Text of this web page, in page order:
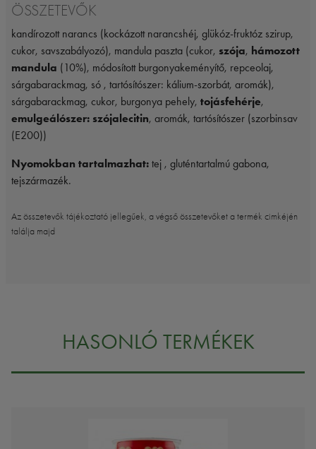
ÖSSZETEVŐK
kandírozott narancs (kockázott narancshéj, glükóz-fruktóz szirup,
cukor, savszabályozó), mandula paszta (cukor, szója, hámozott
mandula (10%), módosított burgonyakeményítő, repceolaj,
sárgabarackmag, só , tartósítószer: kálium-szorbát, aromák),
sárgabarackmag, cukor, burgonya pehely, tojásfehérje,
emulgeálószer: szójalecitin, aromák, tartósítószer (szorbinsav
(E200))
Nyomokban tartalmazhat: tej , gluténtartalmú gabona,
tejszármazék.
Az összetevők tájékoztató jellegűek, a végső összetevőket a termék cimkéjén
találja majd
HASONLÓ TERMÉKEK